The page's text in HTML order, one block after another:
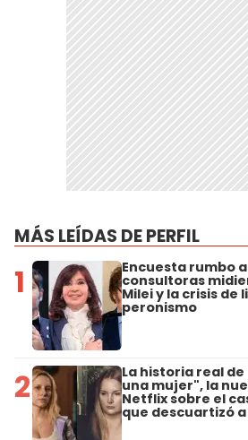
MÁS LEÍDAS DE PERFIL
1 Encuesta rumbo
consultoras
Milei y la crisis de
peronismo
2 La historia real de
una mujer", la
Netflix sobre el
que descuartizó